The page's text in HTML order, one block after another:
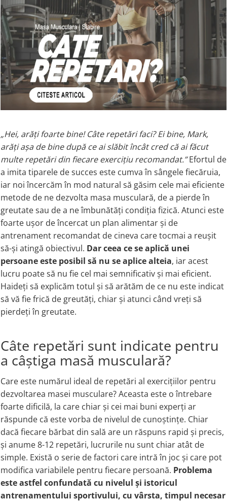
Glicina
Glutamina
Lizina
Taurine
Triptofan
ENZIME
Complex Enzime
Bromelaina
Nattokinase
Psyllium
ACIZI GRASI
Flaxseed Oil
MCT Oil
Omega 3
Krill Oil
Evening Primrose Oil
Cod Liver Oil
Pumpkin Seed Oil
ANTIOXIDANTI
Acid Alfa Lipoic
Benfotiamine
Cisteina (NAC)
Coenzima Q10
Resveratrol
FLAVONOIDE
Ceai verde
Oregano
Quercetin
Silimarina Milk Thistle
Lactobacillus
Saccharomyces Boulardii
CAROTENOIZI
Astaxantina
Lecithin
MENOPAUZA SI DEREGLARI
HORMONALE
Dong Quai
St. John's Wort
Evening Primrose Oil
Royal Jelly
AFECTIUNI CARDIACE
Vitamin D
Omega 3
SOMN, STRES SI ANXIETATE
Melatonin
Theanine
SAMe
5-HTP
IMUNITATE CRESCUTA
Vitamina C
Vitamin D
Zinc
Elderberry
ARTICULATII SI OASE
Colagen
Glucozamina
Condroitina
MSM (Methylsulfonylmethane)
Boron
AFECTIUNI TUMORALE
Wormwood (Artemisia)
Turmeric (Curcumin)
Ceai verde
Turkey Tail Mushroom
Melatonin
DETOXIFIERE SI SLABIRE
Beta-Sitosterol
Betaine
Biotin
Boron
Boswellia
Bromelaina
Bacopa Monnieri
Ceai verde
Chaga Mushroom
Cumin
Cisteina (NAC)
Citicoline
Coenzima Q10
Colagen
Colostrum
Condroitina
Creatine
Chromium
Calciu
D
DIM
D-Mannose
7-Keto DHEA
Echinacea
F
Flaxseed Oil
Phosphatidylserine
Cat's Claw
Ginkgo Biloba
Glucozamina
„Hei, arăți foarte bine! Câte repetări faci? Ei bine, Mark,
arăți așa de bine după ce ai slăbit încât cred că ai făcut
multe repetări din fiecare exercițiu recomandat.”Efortul de
a imita tiparele de succes este cumva în sângele fiecăruia,
iar noi încercăm în mod natural să găsim cele mai eficiente
metode de ne dezvolta masa musculară, de a pierde în
greutate sau de a ne îmbunătăți condiția fizică. Atunci este
foarte ușor de încercat un plan alimentar și de
antrenament recomandat de cineva care tocmai a reușit
să-și atingă obiectivul. Dar ceea ce se aplică unei
persoane este posibil să nu se aplice alteia, iar acest
lucru poate să nu fie cel mai semnificativ și mai eficient.
Haideți să explicăm totul și să arătăm de ce nu este indicat
să vă fie frică de greutăți, chiar și atunci când vreți să
pierdeți în greutate.
Câte repetări sunt indicate pentru
a câștiga masă musculară?
Care este numărul ideal de repetări al exercițiilor pentru
dezvoltarea masei musculare? Aceasta este o întrebare
foarte dificilă, la care chiar și cei mai buni experți ar
răspunde că este vorba de nivelul de cunoștințe. Chiar
dacă fiecare bărbat din sală are un răspuns rapid și precis,
și anume 8-12 repetări, lucrurile nu sunt chiar atât de
simple. Există o serie de factori care intră în joc și care pot
modifica variabilele pentru fiecare persoană. Problema
este astfel confundată cu nivelul și istoricul
antrenamentului sportivului, cu vârsta, timpul necesar